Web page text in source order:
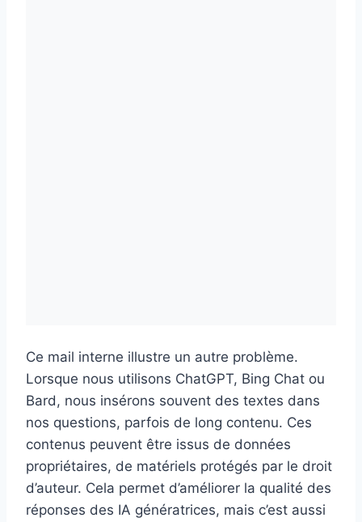
Ce mail interne illustre un autre problème.
Lorsque nous utilisons ChatGPT, Bing Chat ou
Bard, nous insérons souvent des textes dans
nos questions, parfois de long contenu. Ces
contenus peuvent être issus de données
propriétaires, de matériels protégés par le droit
d’auteur. Cela permet d’améliorer la qualité des
réponses des IA génératrices, mais c’est aussi